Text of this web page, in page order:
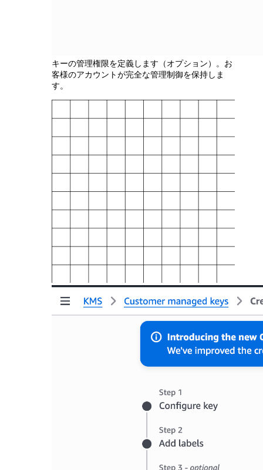
キーの管理権限を定義します（オプション）。お
客様のアカウントが完全な管理制御を保持しま
す。